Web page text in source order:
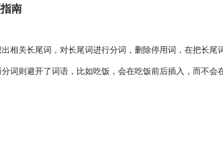
南
相关长尾词，对长尾词进行分词，删除停用词，在把长尾
词则避开了词语，比如吃饭，会在吃饭前后插入，而不会